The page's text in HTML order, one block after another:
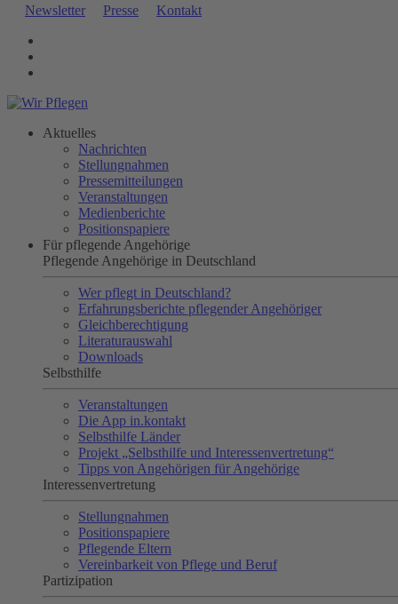
Newsletter Presse Kontakt
Aktuelles
Nachrichten
Stellungnahmen
Pressemitteilungen
Veranstaltungen
Medienberichte
Positionspapiere
Für pflegende Angehörige
Pflegende Angehörige in Deutschland
Wer pflegt in Deutschland?
Erfahrungsberichte pflegender Angehöriger
Gleichberechtigung
Literaturauswahl
Downloads
Selbsthilfe
Veranstaltungen
Die App in.kontakt
Selbsthilfe Länder
Projekt „Selbsthilfe und Interessenvertretung“
Tipps von Angehörigen für Angehörige
Interessenvertretung
Stellungnahmen
Positionspapiere
Pflegende Eltern
Vereinbarkeit von Pflege und Beruf
Partizipation